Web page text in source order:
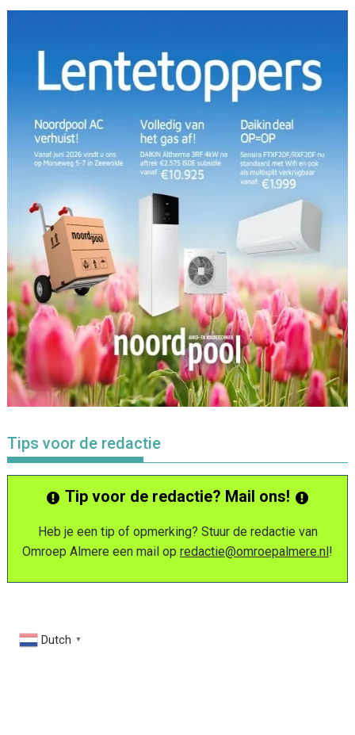
Tips voor de redactie
Tip voor de redactie? Mail ons!
Heb je een tip of opmerking? Stuur de redactie van
Omroep Almere een mail op redactie@omroepalmere.nl!
Dutch ▼